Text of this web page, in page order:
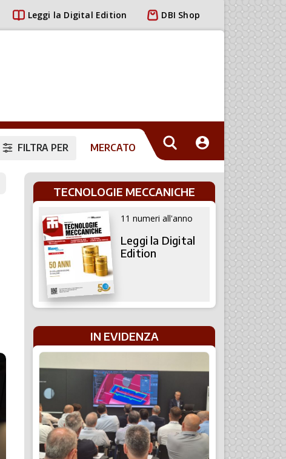
Leggi la Digital Edition DBI Shop
FILTRA PER MERCATO
TECNOLOGIE MECCANICHE
11 numeri all'anno
Leggi la Digital
Edition
IN EVIDENZA